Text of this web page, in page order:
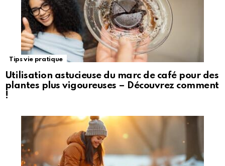
Tips vie pratique
Utilisation astucieuse du marc de café pour des
plantes plus vigoureuses – Découvrez comment
!